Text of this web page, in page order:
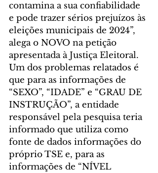
contamina a sua confiabilidade
e pode trazer sérios prejuízos às
eleições municipais de 2024”,
alega o NOVO na petição
apresentada à Justiça Eleitoral.
Um dos problemas relatados é
que para as informações de
“SEXO”, “IDADE” e “GRAU DE
INSTRUÇÃO”, a entidade
responsável pela pesquisa teria
informado que utiliza como
fonte de dados informações do
próprio TSE e, para as
informações de “NÍVEL